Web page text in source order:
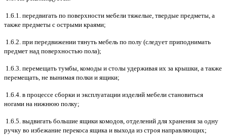
1.6.1. передвигать по поверхности мебели тяжелые, твердые предметы, а
также предметы с острыми краями;
1.6.2. при передвижении тянуть мебель по полу (следует приподнимать
предмет над поверхностью пола);
1.6.3. перемещать тумбы, комоды и столы удерживая их за крышки, а также
перемещать, не вынимая полки и ящики;
1.6.4. в процессе сборки и эксплуатации изделий мебели становиться
ногами на нижнюю полку;
1.6.5. выдвигать большие ящики комодов, отделений для хранения за одну
ручку во избежание перекоса ящика и выхода из строя направляющих;